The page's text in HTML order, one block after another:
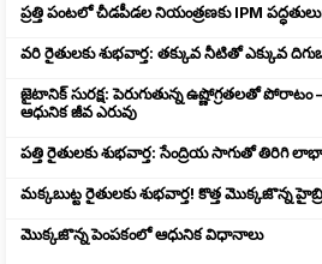
ప్రత్తి పంటలో చీడపీడల నియంత్రణకు IPM
వరి రైతులకు శుభవార్త: తక్కువ నీటితో ఎక్కువ
జైటానిక్ సురక్ష: పెరుగుతున్న ఉష్ణోగ్రతలతో
ఆధునిక జీవ ఎరువు
పత్తి రైతులకు శుభవార్త: సేంద్రియ సాగుతో తిరిగి
మక్కబుట్ట రైతులకు శుభవార్త! కొత్త మొక్కజొన్న
మొక్కజొన్న పెంపకంలో ఆధునిక విధానాలు